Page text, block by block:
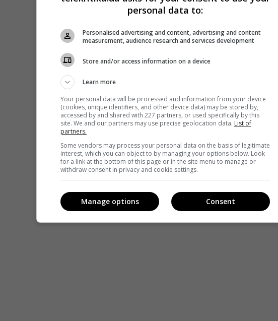
personal data to:
Personalised advertising and content, advertising and content
measurement, audience research and services development
Store and/or access information on a device
Learn more
Your personal data will be processed and information from your device
(cookies, unique identifiers, and other device data) may be stored by,
accessed by and shared with 227 partners, or used specifically by this
site. We and our partners may use precise geolocation data. List of
partners.
Some vendors may process your personal data on the basis of legitimate
interest, which you can object to by managing your options below. Look
for a link at the bottom of this page or in the site menu to manage or
withdraw consent in privacy and cookie settings.
Consent
Manage options